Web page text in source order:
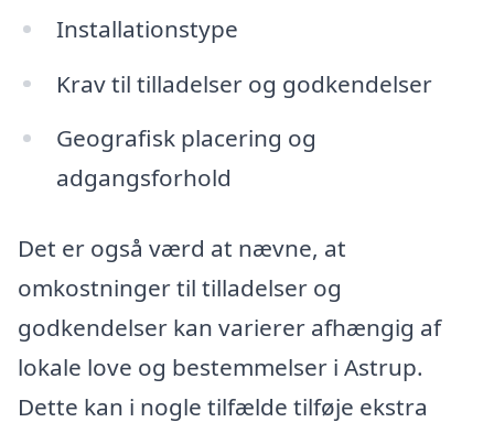
Installationstype
Krav til tilladelser og godkendelser
Geografisk placering og
adgangsforhold
Det er også værd at nævne, at
omkostninger til tilladelser og
godkendelser kan varierer afhængig af
lokale love og bestemmelser i Astrup.
Dette kan i nogle tilfælde tilføje ekstra